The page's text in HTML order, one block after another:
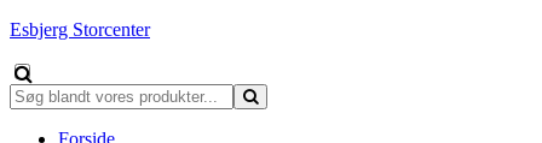
Esbjerg Storcenter
Forside